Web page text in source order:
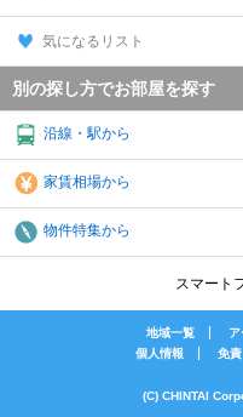
気になるリスト
別の探し方でお部屋を探す
沿線・駅から
家賃相場から
物件特集から
スマート
地域一覧
個人情報
免責
(C) CHINTAI